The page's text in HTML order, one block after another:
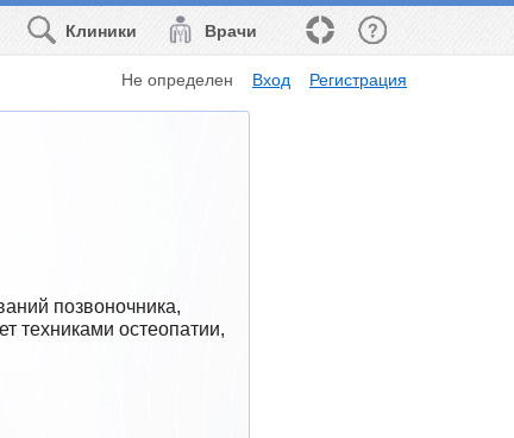
Врачи
Клиники
Не определен Вход Регистрация
позвоночника,
техниками остеопатии,